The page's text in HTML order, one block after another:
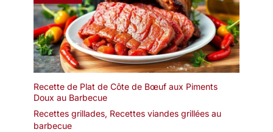
Recette de Plat de Côte de Bœuf aux Piments
Doux au Barbecue
Recettes grillades, Recettes viandes grillées au
barbecue